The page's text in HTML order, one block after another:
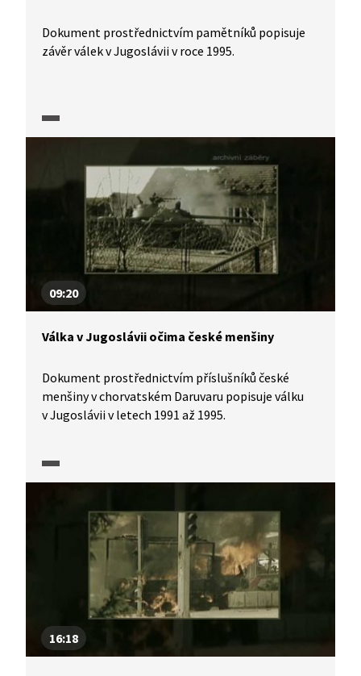
Dokument prostřednictvím pamětníků popisuje
závěr válek v Jugoslávii v roce 1995.
09:20
Válka v Jugoslávii očima české menšiny
Dokument prostřednictvím příslušníků české
menšiny v chorvatském Daruvaru popisuje válku
v Jugoslávii v letech 1991 až 1995.
16:18